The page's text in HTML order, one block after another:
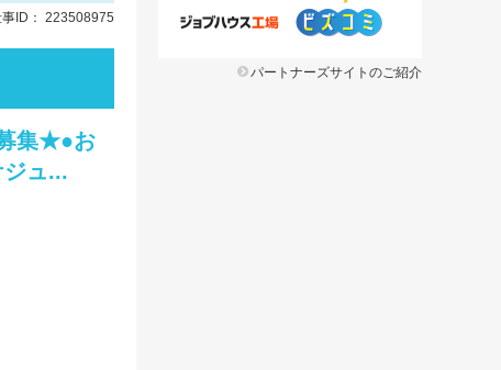
事ID： 223508975
集★●お
ュ...
パートナーズサイトのご紹介